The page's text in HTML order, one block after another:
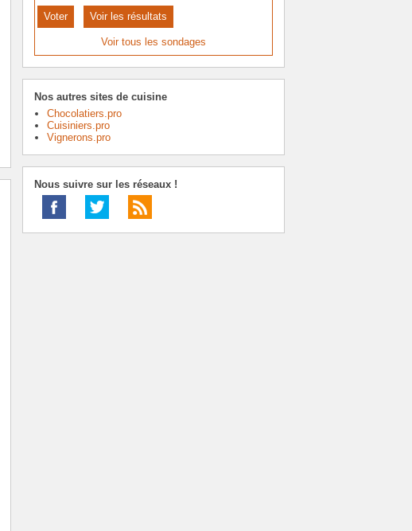
Voir les résultats
Voir tous les sondages
Nos autres sites de cuisine
Chocolatiers.pro
Cuisiniers.pro
Vignerons.pro
Nous suivre sur les réseaux !